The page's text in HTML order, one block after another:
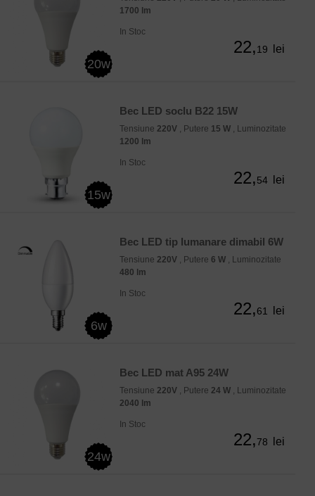
20w
1700 lm
In Stoc
22,19 lei
15w
Bec LED soclu B22 15W
Tensiune 220V , Putere 15 W , Luminozitate
1200 lm
In Stoc
22,54 lei
6w
Bec LED tip lumanare dimabil 6W
Tensiune 220V , Putere 6 W , Luminozitate
480 lm
In Stoc
22,61 lei
24w
Bec LED mat A95 24W
Tensiune 220V , Putere 24 W , Luminozitate
2040 lm
In Stoc
22,78 lei